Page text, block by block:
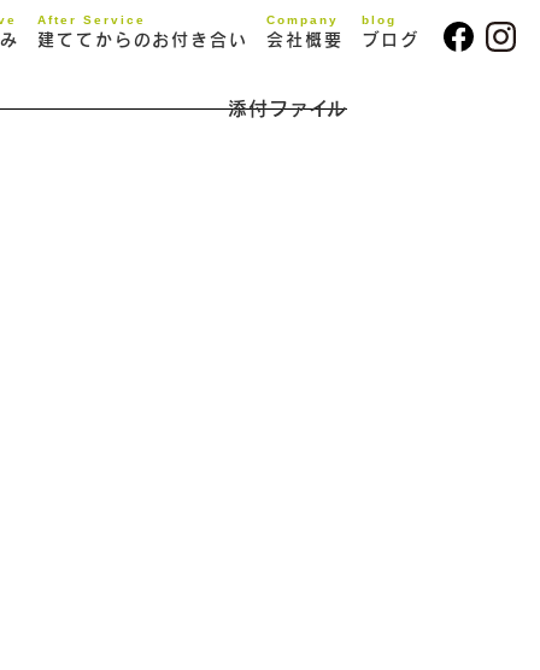
After Service
建ててからのお付き合い
Company
会社概要
blog
ブログ
添付ファイル